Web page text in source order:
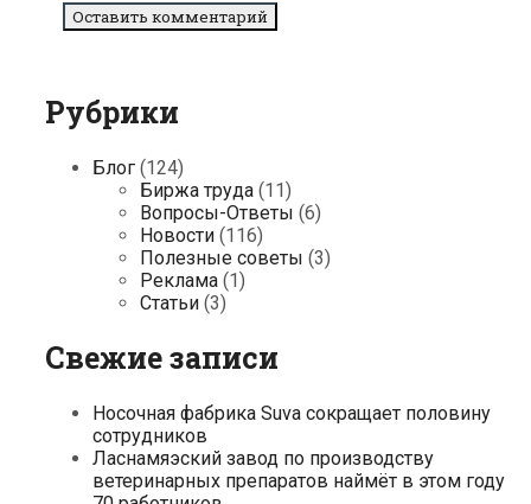
Рубрики
Блог (124)
Биржа труда (11)
Вопросы-Ответы (6)
Новости (116)
Полезные советы (3)
Реклама (1)
Статьи (3)
Свежие записи
Носочная фабрика Suva сокращает половину
сотрудников
Ласнамяэский завод по производству
ветеринарных препаратов наймёт в этом году